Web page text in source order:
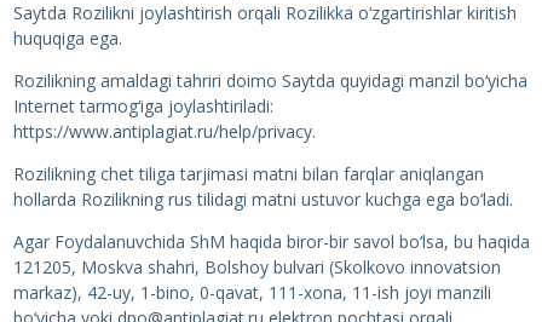
Saytda Rozilikni joylashtirish orqali Rozilikka o‘zgartirishlar kiritish
huquqiga ega.
Rozilikning amaldagi tahriri doimo Saytda quyidagi manzil bo‘yicha
Internet tarmog‘iga joylashtiriladi:
https://www.antiplagiat.ru/help/privacy.
Rozilikning chet tiliga tarjimasi matni bilan farqlar aniqlangan
hollarda Rozilikning rus tilidagi matni ustuvor kuchga ega bo‘ladi.
Agar Foydalanuvchida ShM haqida biror-bir savol bo‘lsa, bu haqida
121205, Moskva shahri, Bolshoy bulvari (Skolkovo innovatsion
markaz), 42-uy, 1-bino, 0-qavat, 111-xona, 11-ish joyi manzili